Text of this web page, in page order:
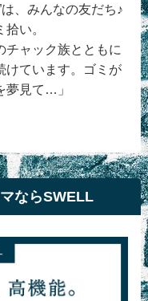
は、みんなの友だち♪
い。
チャック族とともに
けています。ゴミが
夢見て…」
ならSWELL